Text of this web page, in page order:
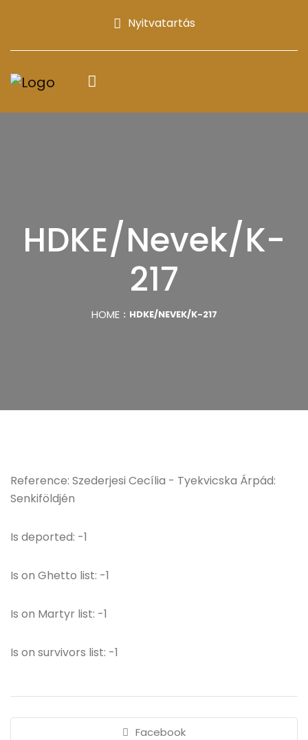
Nyitvatartás
HDKE/Nevek/K-
217
HOME HDKE/NEVEK/K-217
Reference: Szederjesi Cecília - Tyekvicska Árpád:
Senkiföldjén
Is deported: -1
Is on Ghetto list: -1
Is on Martyr list: -1
Is on survivors list: -1
Facebook